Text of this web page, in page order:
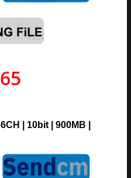
| 10bit | 900M B |